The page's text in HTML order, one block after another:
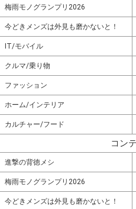
梅雨モノグランプリ2026
今どきメンズは外見も磨かないと！
IT/モバイル
クルマ/乗り物
ファッション
ホーム/インテリア
カルチャー/フード
コン
進撃の背徳メシ
梅雨モノグランプリ2026
今どきメンズは外見も磨かないと！